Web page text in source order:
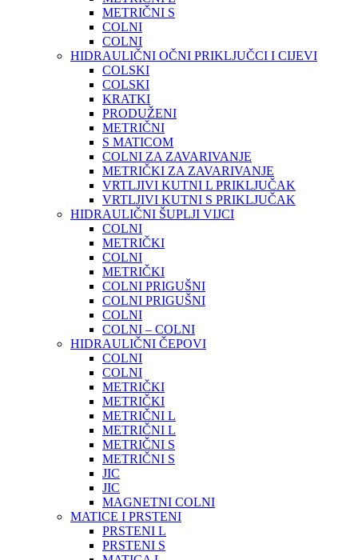
METRIČNI S
COLNI
COLNI
HIDRAULIČNI OČNI PRIKLJUČCI I CIJEVI
COLSKI
COLSKI
KRATKI
PRODUŽENI
METRIČNI
S MATICOM
COLNI ZA ZAVARIVANJE
METRIČKI ZA ZAVARIVANJE
VRTLJIVI KUTNI L PRIKLJUČAK
VRTLJIVI KUTNI S PRIKLJUČAK
HIDRAULIČNI ŠUPLJI VIJCI
COLNI
METRIČKI
COLNI
METRIČKI
COLNI PRIGUŠNI
COLNI PRIGUŠNI
COLNI
COLNI – COLNI
HIDRAULIČNI ČEPOVI
COLNI
COLNI
METRIČKI
METRIČKI
METRIČNI L
METRIČNI L
METRIČNI S
METRIČNI S
JIC
JIC
MAGNETNI COLNI
MATICE I PRSTENI
PRSTENI L
PRSTENI S